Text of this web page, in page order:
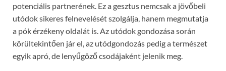
potenciális partnerének. Ez a gesztus nemcsak a jövőbeli
utódok sikeres felnevelését szolgálja, hanem megmutatja
a pók érzékeny oldalát is. Az utódok gondozása során
körültekintően jár el, az utódgondozás pedig a természet
egyik apró, de lenyűgöző csodájaként jelenik meg.